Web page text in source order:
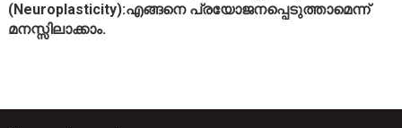
(Neuroplasticity):എങ്ങനെ പ്രയോജനപ്പെടുത്താമെന്ന്
മനസ്സിലാക്കാം.